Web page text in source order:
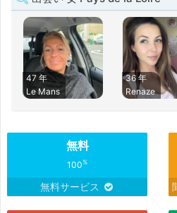
47 年
Le Mans
36 年
Renaze
無料
100%
無料サービス